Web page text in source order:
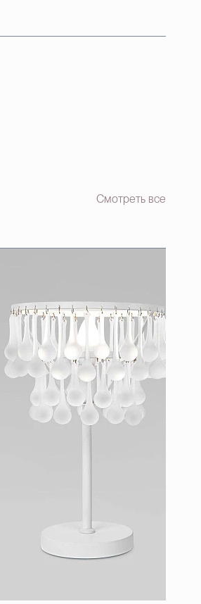
Смотреть все